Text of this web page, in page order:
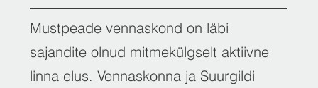
Mustpeade vennaskond on läbi
sajandite olnud mitmekülgselt aktiivne
linna elus. Vennaskonna ja Suurgildi